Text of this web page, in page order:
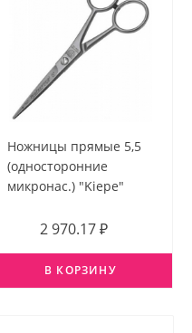
Ножницы прямые 5,5
(односторонние
микронас.) "Kiepe"
2 970.17 ₽
В КОРЗИНУ